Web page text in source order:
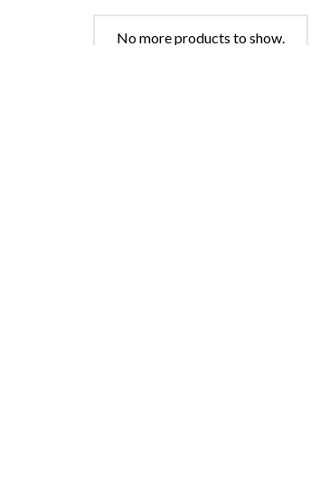
No more products to show.